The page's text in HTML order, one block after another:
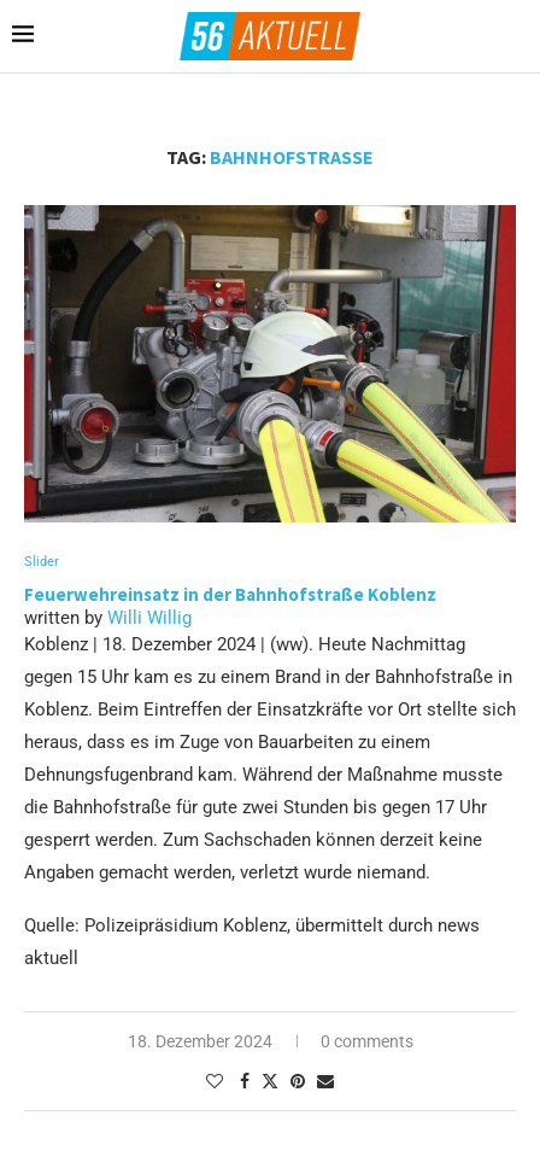
TAG: BAHNHOFSTRASSE
Slider
Feuerwehreinsatz in der Bahnhofstraße Koblenz
written by Willi Willig
Koblenz | 18. Dezember 2024 | (ww). Heute Nachmittag
gegen 15 Uhr kam es zu einem Brand in der Bahnhofstraße in
Koblenz. Beim Eintreffen der Einsatzkräfte vor Ort stellte sich
heraus, dass es im Zuge von Bauarbeiten zu einem
Dehnungsfugenbrand kam. Während der Maßnahme musste
die Bahnhofstraße für gute zwei Stunden bis gegen 17 Uhr
gesperrt werden. Zum Sachschaden können derzeit keine
Angaben gemacht werden, verletzt wurde niemand.
Quelle: Polizeipräsidium Koblenz, übermittelt durch news
aktuell
18. Dezember 2024 0 comments